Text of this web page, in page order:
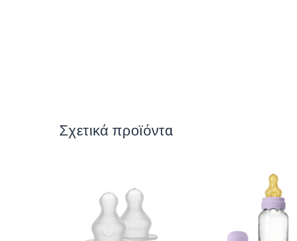
Σχετικά προϊόντα